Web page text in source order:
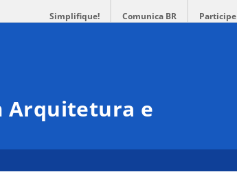
Simplifique! Comunica BR Participe
Arquitetura e